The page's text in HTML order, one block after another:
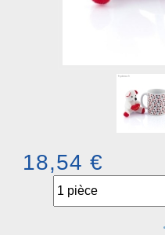
18,54 €